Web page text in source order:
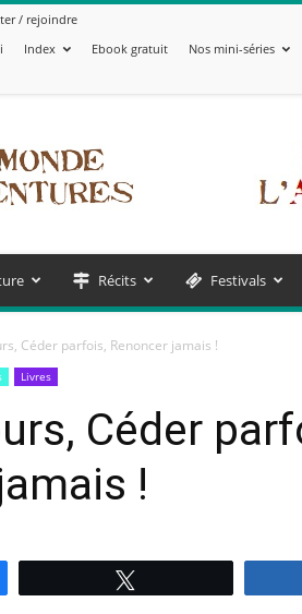
/ rejoindre
Index Ebook gratuit Nos mini-séries
Récits Festivals
Céder parfois, Renoncer jamais !
Livres
Céder
!